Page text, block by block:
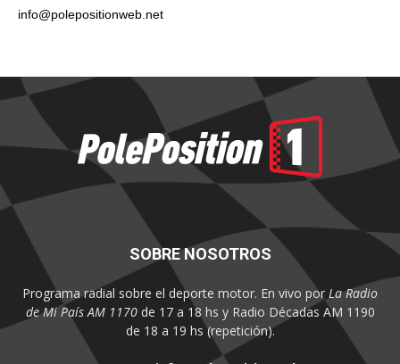
info@polepositionweb.net
SOBRE NOSOTROS
Programa radial sobre el deporte motor. En vivo por La Radio
de Mi País AM 1170de 17 a 18 hs y Radio Décadas AM 1190
de 18 a 19 hs (repetición).